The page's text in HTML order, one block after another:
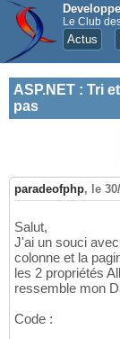
Le Club
Actus
ASP.NET : Tri
pas
paradeofphp, le
Salut,
J'ai un souci
colonne et la
les 2 propriétés
ressemble mon
Code :